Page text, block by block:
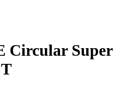
Circular Super